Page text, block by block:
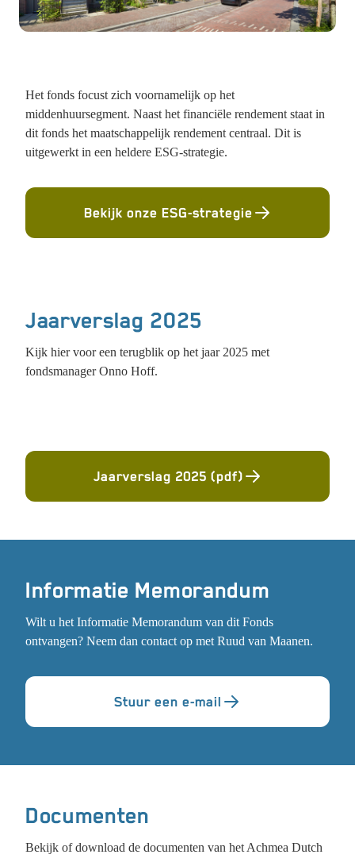
Het fonds focust zich voornamelijk op het
middenhuursegment. Naast het financiële rendement staat in
dit fonds het maatschappelijk rendement centraal. Dit is
uitgewerkt in een heldere ESG-strategie.
Bekijk onze ESG-strategie
Jaarverslag 2025
Kijk hier voor een terugblik op het jaar 2025 met
fondsmanager Onno Hoff.
Jaarverslag 2025 (pdf)
Informatie Memorandum
Wilt u het Informatie Memorandum van dit Fonds
ontvangen? Neem dan contact op met Ruud van Maanen.
Stuur een e-mail
Documenten
Bekijk of download de documenten van het Achmea Dutch